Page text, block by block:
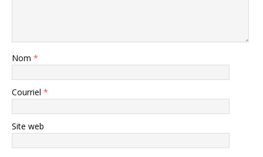
Nom *
Courriel *
Site web